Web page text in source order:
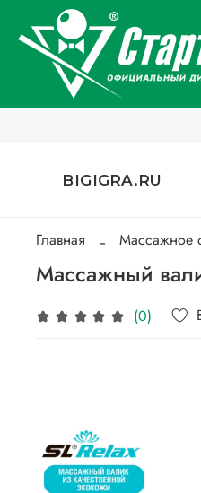
BIGIGRA.RU
Главная Массажное
Массажный
(0)